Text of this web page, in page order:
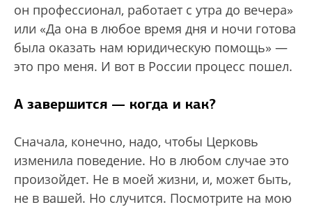
он профессионал, работает с утра до вечера»
или «Да она в любое время дня и ночи готова
была оказать нам юридическую помощь» —
это про меня. И вот в России процесс пошел.
А завершится — когда и как?
Сначала, конечно, надо, чтобы Церковь
изменила поведение. Но в любом случае это
произойдет. Не в моей жизни, и, может быть,
не в вашей. Но случится. Посмотрите на мою